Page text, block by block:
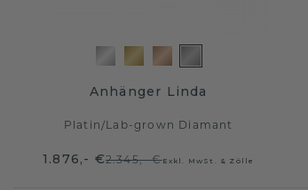
Anhänger Linda
Platin /Lab-grown Diamant
1.876,- €2.345,- €Exkl. MwSt. & Zölle